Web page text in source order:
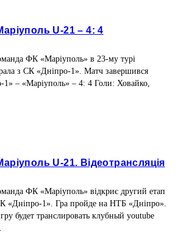
U-21 – 4: 4
ФК «Маріуполь» в 23-му турі
з СК «Дніпро-1». Матч завершився
– «Маріуполь» – 4: 4 Голи: Ховайко,
U-21. Відеотрансляція
ФК «Маріуполь» відкриє другий етап
«Дніпро-1». Гра пройде на НТБ «Дніпро».
будет транслировать клубный youtube